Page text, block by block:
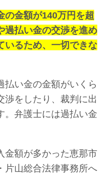
の金額が140万円を超
過払い金の交渉を進め
いるため、一切できな
払い金の金額がいくら
渉をしたり、裁判に出
。弁護士には過払い金
金額が多かった恵那市
片山総合法律事務所へ